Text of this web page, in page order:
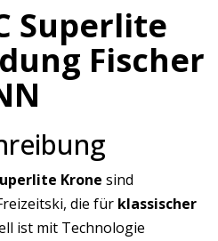
Superlite
Fischer
Krone sind
die für klassischer
ist mit Technologie